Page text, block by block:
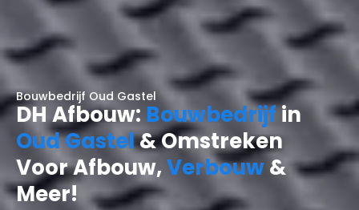
Bouwbedrijf Oud Gastel
DH Afbouw: Bouwbedrijfin
Oud Gastel& Omstreken
Voor Afbouw,Verbouw&
Meer!